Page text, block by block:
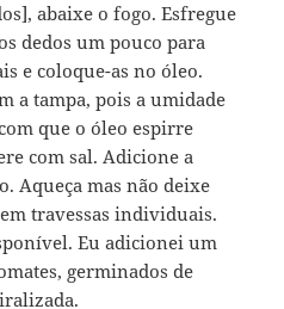
abaixe o fogo. Esfregue
dedos um pouco para
e coloque-as no óleo.
a tampa, pois a umidade
que o óleo espirre
com sal. Adicione a
Aqueça mas não deixe
travessas individuais.
Eu adicionei um
germinados de